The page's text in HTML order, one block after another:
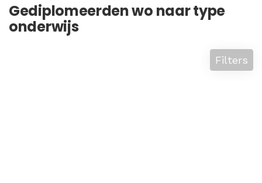
Gediplomeerden wo naar type
onderwijs
Filters